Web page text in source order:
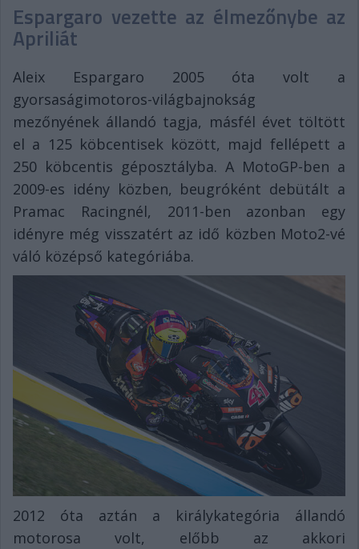
Espargaro vezette az élmezőnybe az
Apriliát
Aleix Espargaro 2005 óta volt a
gyorsaságimotoros-világbajnokság
mezőnyének állandó tagja, másfél évet töltött
el a 125 köbcentisek között, majd fellépett a
250 köbcentis géposztályba. A MotoGP-ben a
2009-es idény közben, beugróként debütált a
Pramac Racingnél, 2011-ben azonban egy
idényre még visszatért az idő közben Moto2-vé
váló középső kategóriába.
2012 óta aztán a királykategória állandó
motorosa volt, előbb az akkori